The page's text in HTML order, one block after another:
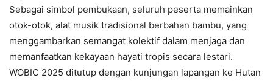
Sebagai simbol pembukaan, seluruh peserta memainkan
otok-otok, alat musik tradisional berbahan bambu, yang
menggambarkan semangat kolektif dalam menjaga dan
memanfaatkan kekayaan hayati tropis secara lestari.
WOBIC 2025 ditutup dengan kunjungan lapangan ke Hutan